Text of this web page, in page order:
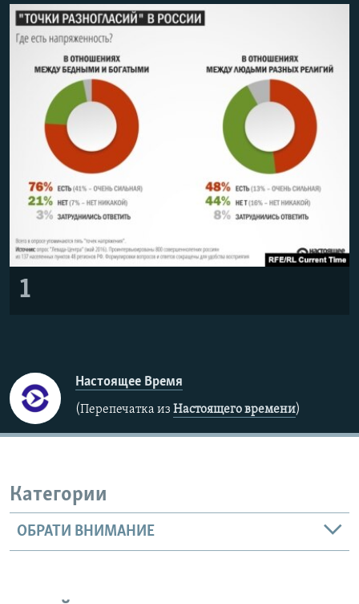
ПОБЕДИТЕЛЕЙ НЕ СУДЯТ?
КРЫМ.НЕПОКОРЕННЫЙ
ELIFBE
УКРАИНСКАЯ ПРОБЛЕМА КРЫМА
ПРИСОЕДИНЯЙТЕСЬ!
Все сайты RFE/RL
1
Настоящее Время
(Перепечатка из Настоящего времени)
Категории
ОБРАТИ ВНИМАНИЕ